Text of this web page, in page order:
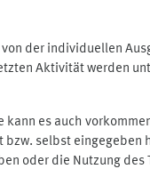
der individuellen
Aktivität werden
es auch
selbst
oder die Nutzung